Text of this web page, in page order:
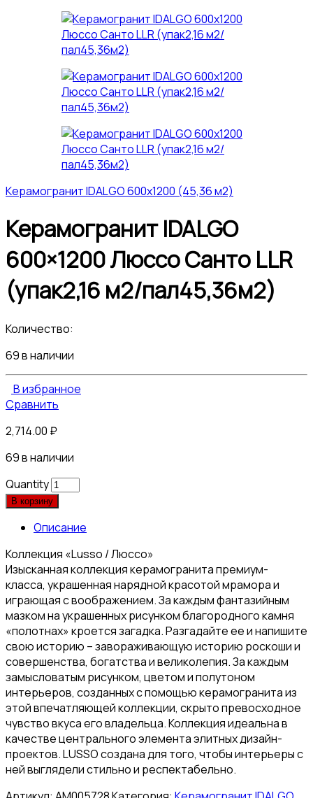
Керамогранит IDALGO 600x1200 (45,36 м2)
Керамогранит IDALGO
600×1200 Люссо Санто LLR
(упак2,16 м2/пал45,36м2)
Количество:
69 в наличии
В избранное
Сравнить
2,714.00 ₽
69 в наличии
Quantity
В корзину
Описание
Коллекция «Lusso / Люссо»
Изысканная коллекция керамогранита премиум-
класса, украшенная нарядной красотой мрамора и
играющая с воображением. За каждым фантазийным
мазком на украшенных рисунком благородного камня
«полотнах» кроется загадка. Разгадайте ее и напишите
свою историю – завораживающую историю роскоши и
совершенства, богатства и великолепия. За каждым
замысловатым рисунком, цветом и полутоном
интерьеров, созданных с помощью керамогранита из
этой впечатляющей коллекции, скрыто превосходное
чувство вкуса его владельца. Коллекция идеальна в
качестве центрального элемента элитных дизайн-
проектов. LUSSO создана для того, чтобы интерьеры с
ней выглядели стильно и респектабельно.